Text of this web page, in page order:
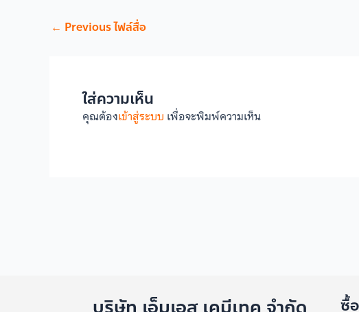
← Previous ไฟล์สื่อ
ใส่ความเห็น
คุณต้องเข้าสู่ระบบ เพื่อจะพิมพ์ความเห็น
ซื้